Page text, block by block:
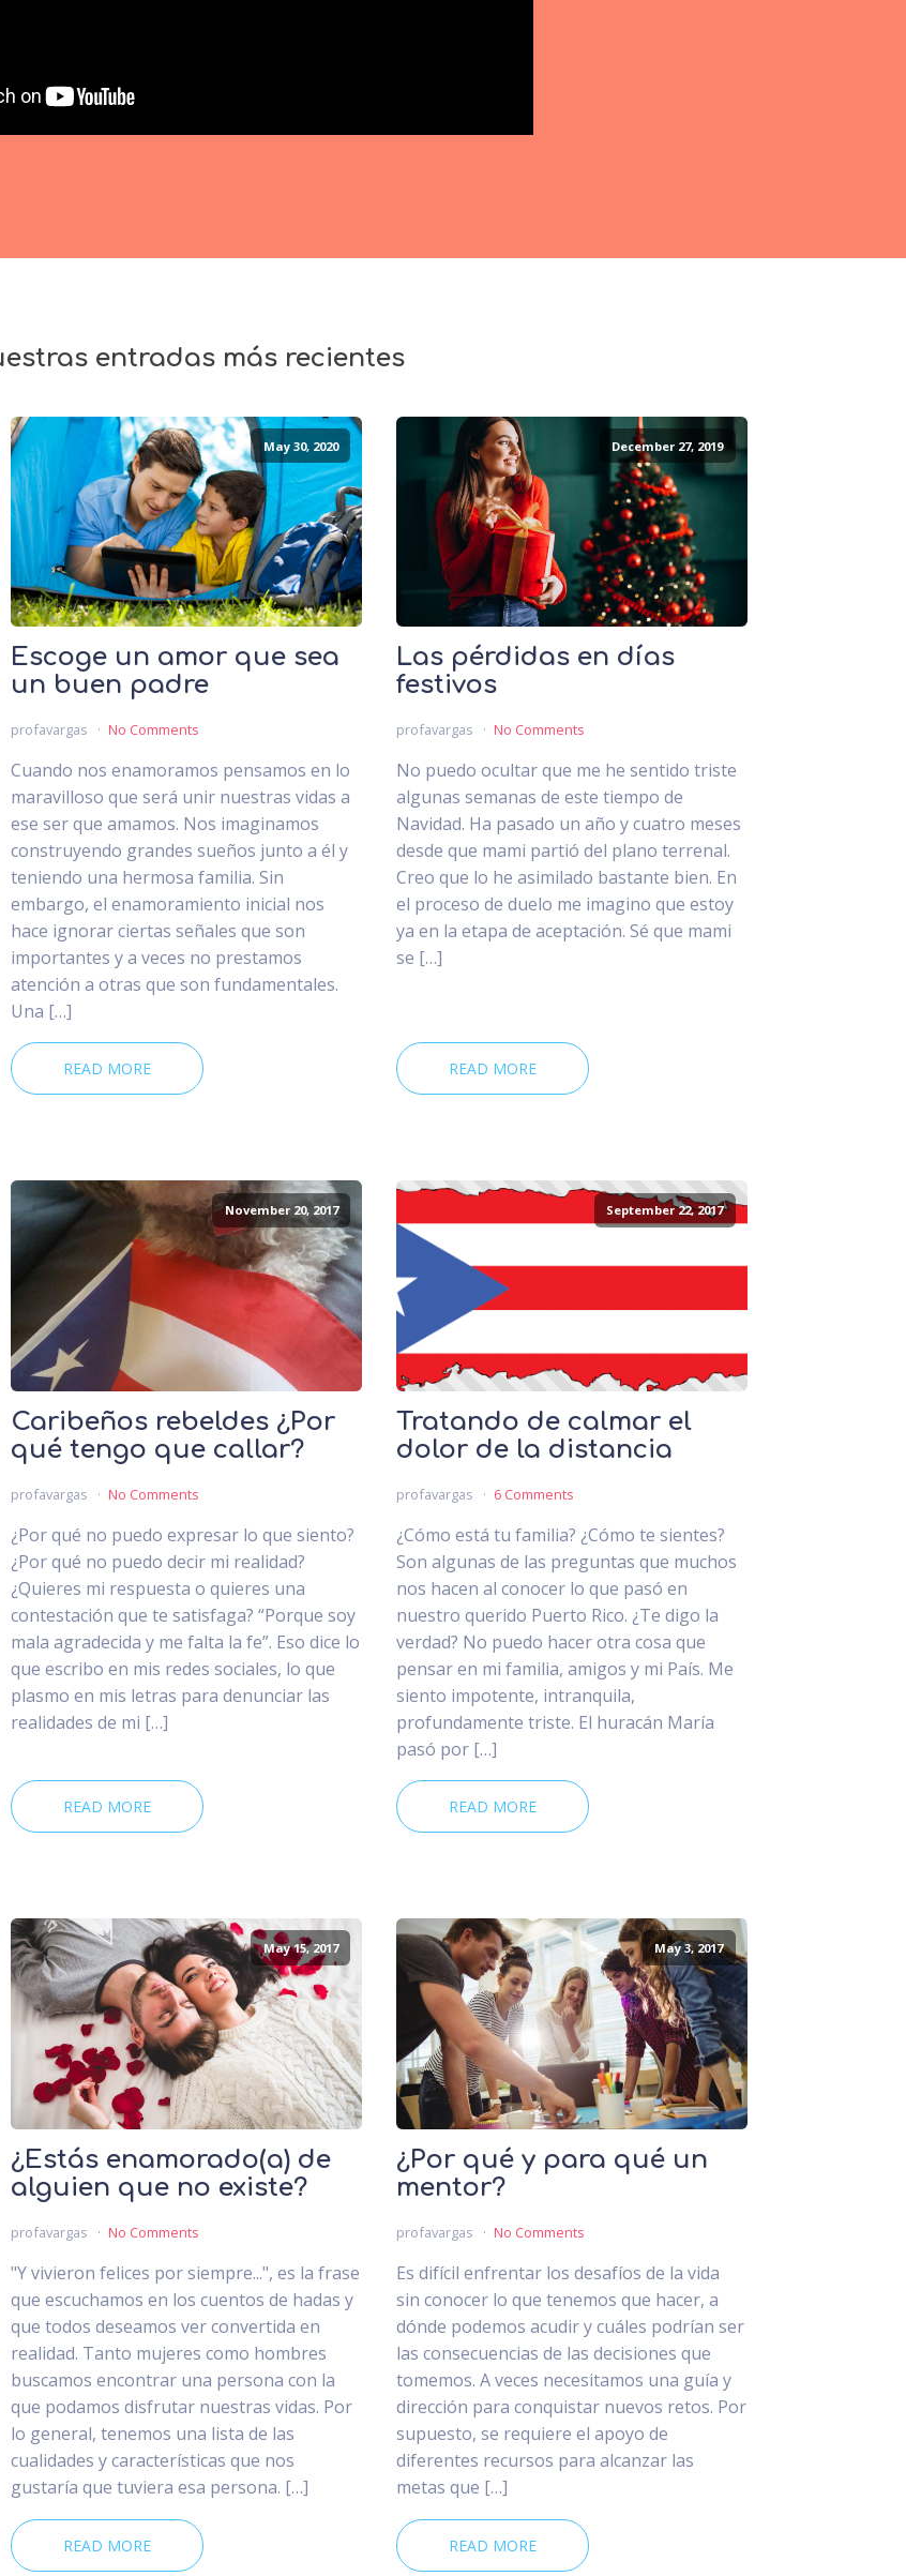
entradas más recientes
May 30, 2020
Escoge un amor que sea
un buen padre
profavargas No Comments
Cuando nos enamoramos pensamos en lo
maravilloso que será unir nuestras vidas a
ese ser que amamos. Nos imaginamos
construyendo grandes sueños junto a él y
teniendo una hermosa familia. Sin
embargo, el enamoramiento inicial nos
hace ignorar ciertas señales que son
importantes y a veces no prestamos
atención a otras que son fundamentales.
Una […]
READ MORE
December 27, 2019
Las pérdidas en días
festivos
profavargas No Comments
No puedo ocultar que me he sentido triste
algunas semanas de este tiempo de
Navidad. Ha pasado un año y cuatro meses
desde que mami partió del plano terrenal.
Creo que lo he asimilado bastante bien. En
el proceso de duelo me imagino que estoy
ya en la etapa de aceptación. Sé que mami
se […]
READ MORE
November 20, 2017
Caribeños rebeldes ¿Por
qué tengo que callar?
profavargas No Comments
¿Por qué no puedo expresar lo que siento?
¿Por qué no puedo decir mi realidad?
¿Quieres mi respuesta o quieres una
contestación que te satisfaga? “Porque soy
mala agradecida y me falta la fe”. Eso dice lo
que escribo en mis redes sociales, lo que
plasmo en mis letras para denunciar las
realidades de mi […]
READ MORE
September 22, 2017
Tratando de calmar el
dolor de la distancia
profavargas 6 Comments
¿Cómo está tu familia? ¿Cómo te sientes?
Son algunas de las preguntas que muchos
nos hacen al conocer lo que pasó en
nuestro querido Puerto Rico. ¿Te digo la
verdad? No puedo hacer otra cosa que
pensar en mi familia, amigos y mi País. Me
siento impotente, intranquila,
profundamente triste. El huracán María
pasó por […]
READ MORE
May 15, 2017
¿Estás enamorado(a) de
alguien que no existe?
profavargas No Comments
"Y vivieron felices por siempre...", es la frase
que escuchamos en los cuentos de hadas y
que todos deseamos ver convertida en
realidad. Tanto mujeres como hombres
buscamos encontrar una persona con la
que podamos disfrutar nuestras vidas. Por
lo general, tenemos una lista de las
cualidades y características que nos
gustaría que tuviera esa persona. […]
READ MORE
May 3, 2017
¿Por qué y para qué un
mentor?
profavargas No Comments
Es difícil enfrentar los desafíos de la vida
sin conocer lo que tenemos que hacer, a
dónde podemos acudir y cuáles podrían ser
las consecuencias de las decisiones que
tomemos. A veces necesitamos una guía y
dirección para conquistar nuevos retos. Por
supuesto, se requiere el apoyo de
diferentes recursos para alcanzar las
metas que […]
READ MORE